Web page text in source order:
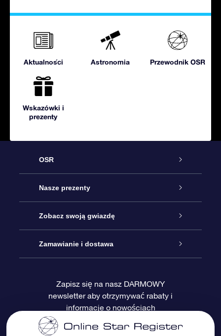
Aktualności Astronomia Przewodnik OSR
Wskazówki i
prezenty
OSR
Obsługa
Kontakt
Blog
Recenzje
Nasze prezenty
Podarunek Gwiazda Online
Pakiet Podarunkowy OSR
Karta podarunkowa OSR
Prezenty firmowe
Zobacz swoją gwiazdę
Rejestr Gwiazd
Sprsonalizowana Strona Gwiazdy
One Million Stars
Zamawianie i dostawa
Metody płatności
Dostawa
Zapisz się na nasz DARMOWY
newsletter aby otrzymywać rabaty i
informacje o nowościach